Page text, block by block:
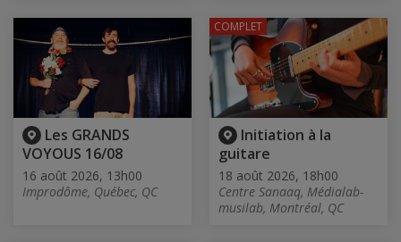
Les GRANDS
VOYOUS 16/08
16 août 2026, 13h00
Improdôme, Québec, QC
Initiation à la
guitare
18 août 2026, 18h00
Centre Sanaaq, Médialab-
musilab, Montréal, QC
COMPLET